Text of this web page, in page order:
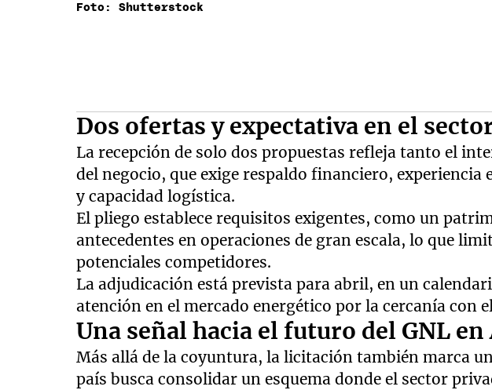
Foto: Shutterstock
Dos ofertas y expectativa en el
La recepción de solo dos propuestas refleja tanto el
del negocio, que exige respaldo financiero,
y capacidad logística.
El pliego establece requisitos exigentes, como un
antecedentes en operaciones de gran escala, lo que
potenciales competidores.
La adjudicación está prevista para abril, en un
atención en el mercado energético por la cercanía con
Una señal hacia el futuro del GNL
Más allá de la coyuntura, la licitación también marca
país busca consolidar un esquema donde el sector